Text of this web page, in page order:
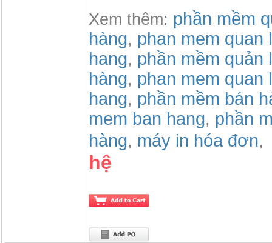
Xem thêm: phần mềm
hàng, phan mem quan
hang, phần mềm quản
hàng, phan mem quan
hang, phần mềm bán
mem ban hang, phần
hàng, máy in hóa đơn,
hệ